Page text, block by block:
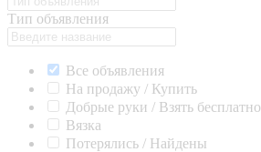
Тип объявления
Все объявления
На продажу / Купить
Добрые руки / Взять бесплатно
Вязка
Потерялись / Найдены